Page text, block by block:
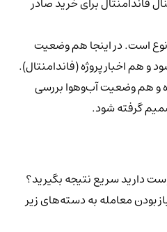
است. در اینجا هم وضعیت
و هم اخبار پروژه (فاندامنتال).
و هم وضعیت آب‌وهوا بررسی
گرفته شود.
دارید سریع نتیجه بگیرید؟
معامله به دسته‌های زیر